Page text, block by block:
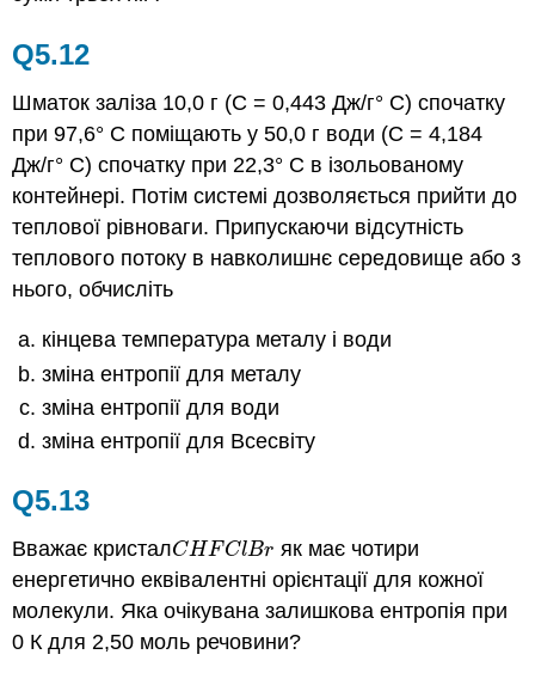
Q5.12
Шматок заліза 10,0 г (C = 0,443 Дж/г° C) спочатку
при 97,6° C поміщають у 50,0 г води (C = 4,184
Дж/г° C) спочатку при 22,3° C в ізольованому
контейнері. Потім системі дозволяється прийти до
теплової рівноваги. Припускаючи відсутність
теплового потоку в навколишнє середовище або з
нього, обчисліть
кінцева температура металу і води
зміна ентропії для металу
зміна ентропії для води
зміна ентропії для Всесвіту
Q5.13
Вважає кристалCHFClBr
CHFClBr
як має чотири
енергетично еквівалентні орієнтації для кожної
молекули. Яка очікувана залишкова ентропія при
0 К для 2,50 моль речовини?